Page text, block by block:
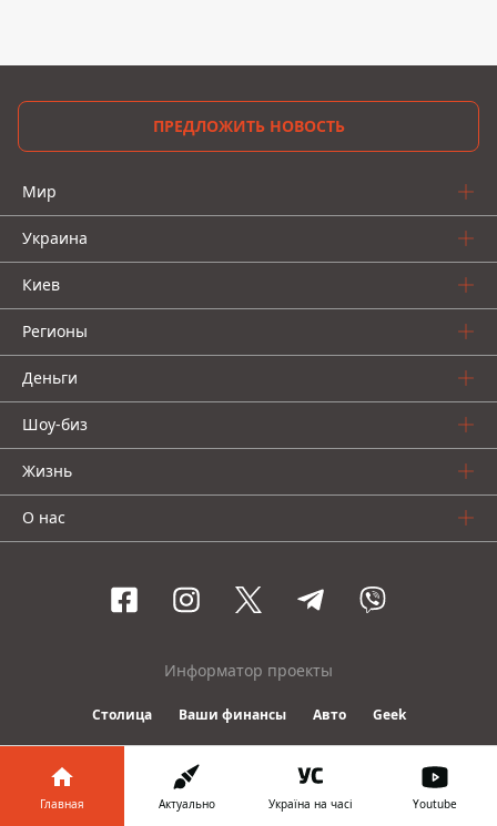
ПРЕДЛОЖИТЬ НОВОСТЬ
Мир
Украина
Киев
Регионы
Деньги
Шоу-биз
Жизнь
О нас
Информатор проекты
Столица Ваши финансы Авто Geek
© 2016-2026 Informator
Главная Актуально Україна на часі Youtube